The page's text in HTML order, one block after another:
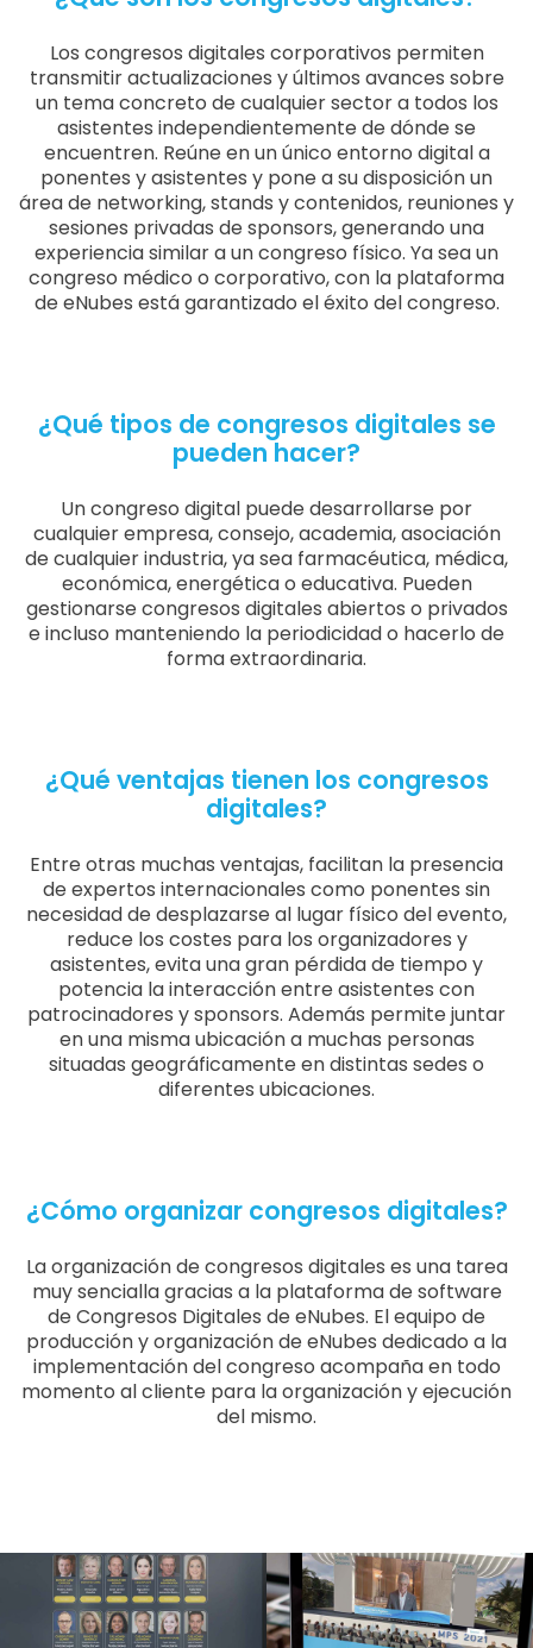
Los congresos digitales corporativos permiten
transmitir actualizaciones y últimos avances sobre
un tema concreto de cualquier sector a todos los
asistentes independientemente de dónde se
encuentren. Reúne en un único entorno digital a
ponentes y asistentes y pone a su disposición un
área de networking, stands y contenidos, reuniones y
sesiones privadas de sponsors, generando una
experiencia similar a un congreso físico. Ya sea un
congreso médico o corporativo, con la plataforma
de eNubes está garantizado el éxito del congreso.
¿Qué tipos de congresos digitales se
pueden hacer?
Un congreso digital puede desarrollarse por
cualquier empresa, consejo, academia, asociación
de cualquier industria, ya sea farmacéutica, médica,
económica, energética o educativa. Pueden
gestionarse congresos digitales abiertos o privados
e incluso manteniendo la periodicidad o hacerlo de
forma extraordinaria.
¿Qué ventajas tienen los congresos
digitales?
Entre otras muchas ventajas, facilitan la presencia
de expertos internacionales como ponentes sin
necesidad de desplazarse al lugar físico del evento,
reduce los costes para los organizadores y
asistentes, evita una gran pérdida de tiempo y
potencia la interacción entre asistentes con
patrocinadores y sponsors. Además permite juntar
en una misma ubicación a muchas personas
situadas geográficamente en distintas sedes o
diferentes ubicaciones.
¿Cómo organizar congresos digitales?
La organización de congresos digitales es una tarea
muy sencialla gracias a la plataforma de software
de Congresos Digitales de eNubes. El equipo de
producción y organización de eNubes dedicado a la
implementación del congreso acompaña en todo
momento al cliente para la organización y ejecución
del mismo.